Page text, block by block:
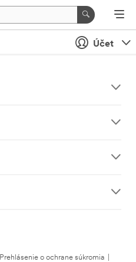
Účet
Prehlásenie o ochrane súkromia